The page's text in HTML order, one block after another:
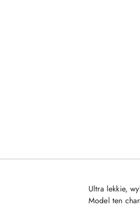
Ultra lekkie,
Model ten